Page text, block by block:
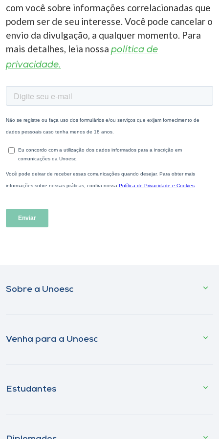
com você sobre informações correlacionadas que
podem ser de seu interesse. Você pode cancelar o
envio da divulgação, a qualquer momento. Para
mais detalhes, leia nossa política de
privacidade.
Sobre a Unoesc
Venha para a Unoesc
Estudantes